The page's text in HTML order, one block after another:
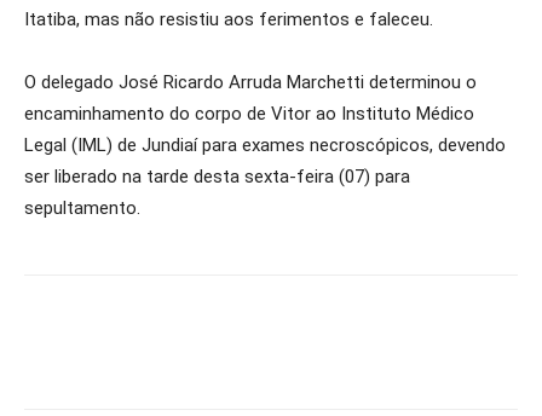
Itatiba, mas não resistiu aos ferimentos e faleceu.
O delegado José Ricardo Arruda Marchetti determinou o
encaminhamento do corpo de Vitor ao Instituto Médico
Legal (IML) de Jundiaí para exames necroscópicos, devendo
ser liberado na tarde desta sexta-feira (07) para
sepultamento.